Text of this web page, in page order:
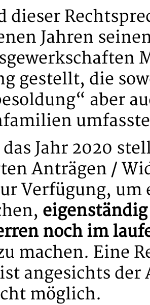
dieser
Jahren
gestellt, die
aber
Jahr 2020
Anträgen /
Verfügung, um
noch im
machen. Eine
angesichts
möglich.